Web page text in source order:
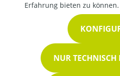
Erfahrung bieten zu können.
NUR